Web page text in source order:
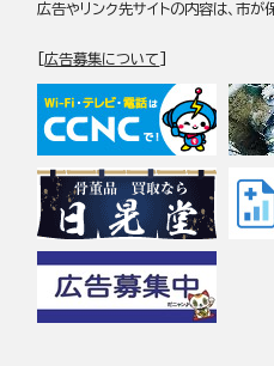
広告やリンク先サイトの内容は、市が
[広告募集について